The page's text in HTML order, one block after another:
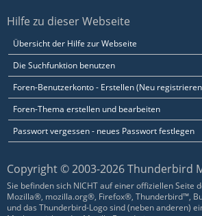
Hilfe zu dieser Webseite
Übersicht der Hilfe zur Webseite
Die Suchfunktion benutzen
Foren-Benutzerkonto - Erstellen (Neu
Foren-Thema erstellen und bearbeiten
Passwort vergessen - neues Passwort festlegen
Copyright © 2003-2026 Thunderbird
Sie befinden sich NICHT auf einer offiziellen Seite
Mozilla®, mozilla.org®, Firefox®, Thunderbird™,
und das Thunderbird-Logo sind (neben anderen)